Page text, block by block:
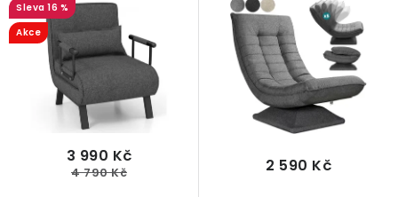
16 %
Akce
3 990 Kč
4 790 Kč 2 590 Kč